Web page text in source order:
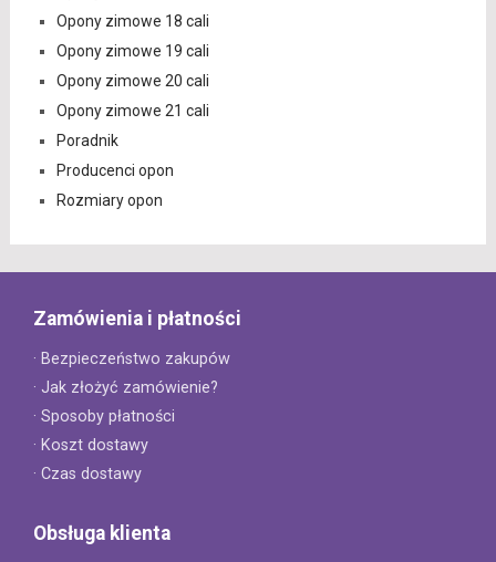
Opony zimowe 18 cali
Opony zimowe 19 cali
Opony zimowe 20 cali
Opony zimowe 21 cali
Poradnik
Producenci opon
Rozmiary opon
Zamówienia i płatności
· Bezpieczeństwo zakupów
· Jak złożyć zamówienie?
· Sposoby płatności
· Koszt dostawy
· Czas dostawy
Obsługa klienta